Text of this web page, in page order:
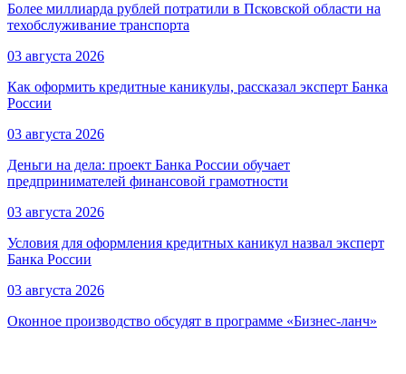
Более миллиарда рублей потратили в Псковской области на
техобслуживание транспорта
03 августа 2026
Как оформить кредитные каникулы, рассказал эксперт Банка
России
03 августа 2026
Деньги на дела: проект Банка России обучает
предпринимателей финансовой грамотности
03 августа 2026
Условия для оформления кредитных каникул назвал эксперт
Банка России
03 августа 2026
Оконное производство обсудят в программе «Бизнес-ланч»